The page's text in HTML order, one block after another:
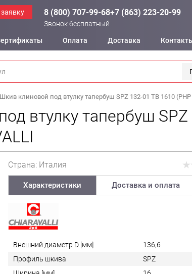
8 (800) 707-99-68+7 (863) 223-20-99
Звонок бесплатный
Оплата Доставка
Шкив клиновой под втулку тапербуш SPZ 132-01 TB 1610 (PHP
втулку тапербуш
Страна: Италия
Характеристики Доставка и оплата
Внешний диаметр D [мм]
136,6
Профиль шкива
SPZ